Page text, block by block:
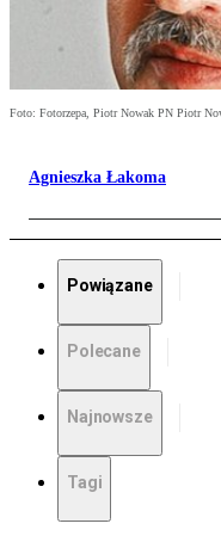
Foto: Fotorzepa, Piotr Nowak PN Piotr
Agnieszka Łakoma
Powiązane
Polecane
Najnowsze
Tagi